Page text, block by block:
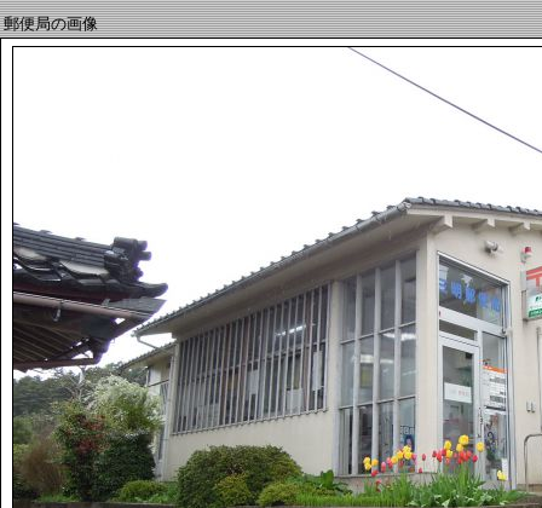
郵便局の画像